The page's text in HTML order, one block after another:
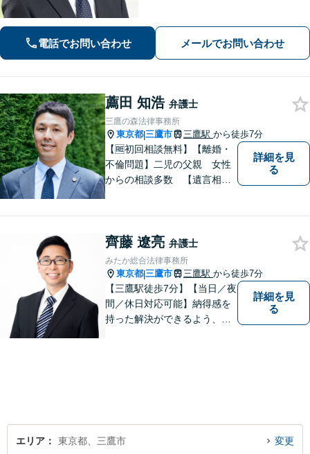
案内します。
電話でお問い合わせ メールでお問い合わせ
薦田 知浩 弁護士
三鷹の森法律事務所
東京都|三鷹市 三鷹駅 から徒歩7分
【🆓初回相談無料】【離婚・
不倫問題】二児の父親 女性
からの相談多数 【遺言相
動産や交通事故にも対応【子
連れ相談可】【三鷹駅5分】
詳細を見
る
齊藤 遼亮 弁護士
みたか総合法律事務所
東京都|三鷹市 三鷹駅 から徒歩7分
【三鷹駅徒歩7分】【当日／夜
間／休日対応可能】納得感を
持った解決ができるよう、問
ス利用可能】
詳細を見
る
エリア 東京都、三鷹市 変更